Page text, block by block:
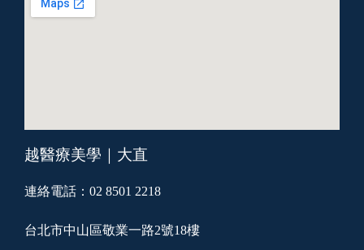
越醫療美學｜大直
連絡電話：02 8501 2218
台北市中山區敬業一路2號18樓